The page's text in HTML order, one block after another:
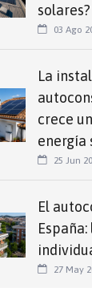
solares?
03 Ago
La
crece
energía
25 Jun
El
27 May